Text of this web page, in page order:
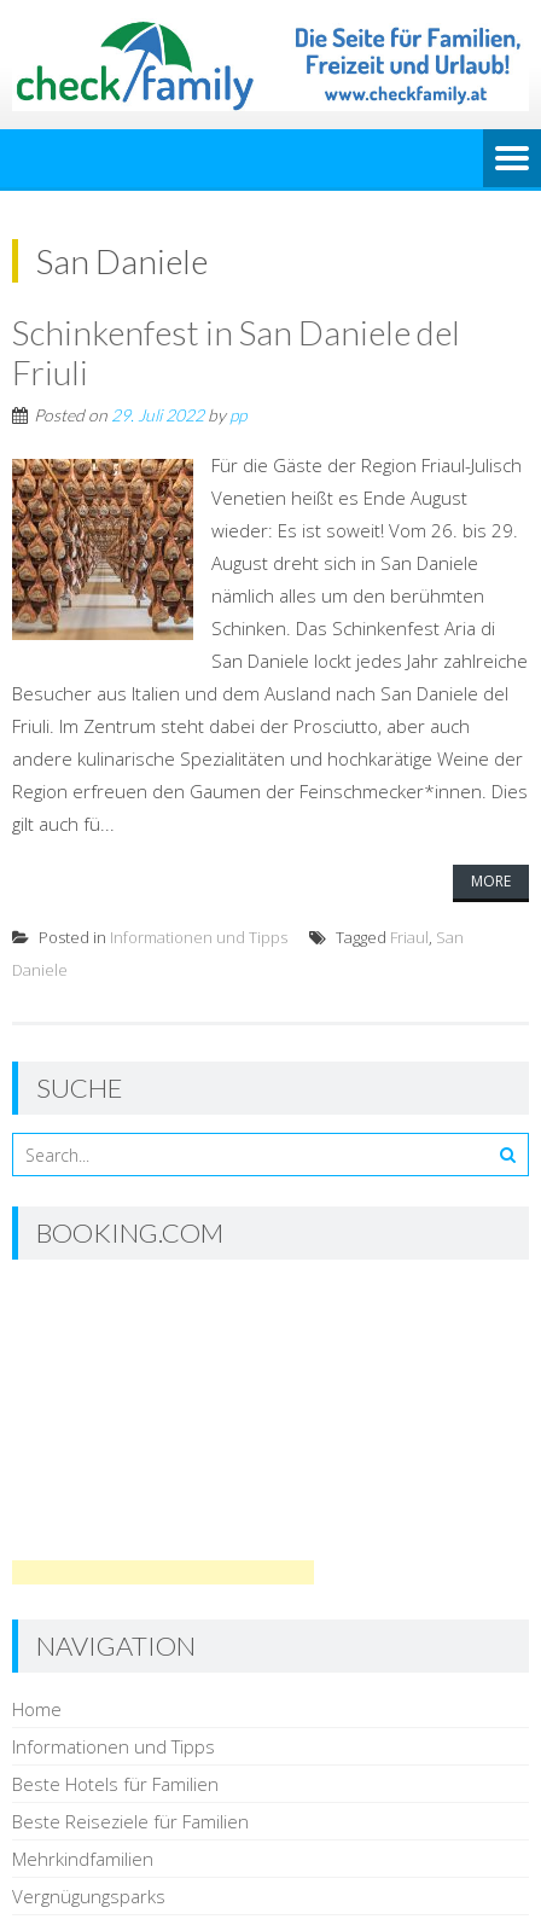
San Daniele
Schinkenfest in San Daniele del
Friuli
Posted on 29. Juli 2022bypp
Für die Gäste der Region Friaul-Julisch
Venetien heißt es Ende August
wieder: Es ist soweit! Vom 26. bis 29.
August dreht sich in San Daniele
nämlich alles um den berühmten
Schinken. Das Schinkenfest Aria di
San Daniele lockt jedes Jahr zahlreiche
Besucher aus Italien und dem Ausland nach San Daniele del
Friuli. Im Zentrum steht dabei der Prosciutto, aber auch
andere kulinarische Spezialitäten und hochkarätige Weine der
Region erfreuen den Gaumen der Feinschmecker*innen. Dies
gilt auch fü...
MORE
Posted in Informationen und Tipps Tagged Friaul, San
Daniele
SUCHE
BOOKING.COM
NAVIGATION
Home
Informationen und Tipps
Beste Hotels für Familien
Beste Reiseziele für Familien
Mehrkindfamilien
Vergnügungsparks